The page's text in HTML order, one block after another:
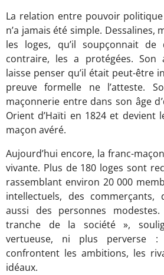
La relation entre pouvoir
n’a jamais été simple. Dessalines,
les loges, qu’il soupçonnait de
contraire, les a protégées. Son
laisse penser qu’il était peut-être
preuve formelle ne l’atteste.
maçonnerie entre dans son âge
Orient d’Haïti en 1824 et devient
maçon avéré.
Aujourd’hui encore, la franc-
vivante. Plus de 180 loges sont
rassemblant environ 20 000
intellectuels, des commerçants,
aussi des personnes
tranche de la société »,
vertueuse, ni plus perverse
confrontent les ambitions, les
idéaux.